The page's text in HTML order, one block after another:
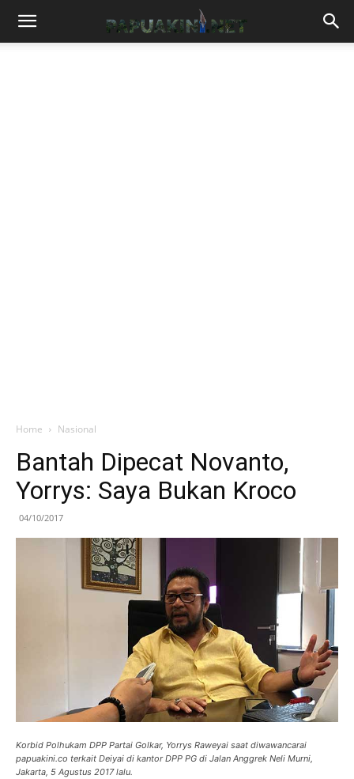
Home Nasional
Bantah Dipecat Novanto,
Yorrys: Saya Bukan Kroco
04/10/2017
Korbid Polhukam DPP Partai Golkar, Yorrys Raweyai saat diwawancarai
papuakini.co terkait Deiyai di kantor DPP PG di Jalan Anggrek Neli Murni,
Jakarta, 5 Agustus 2017 lalu.